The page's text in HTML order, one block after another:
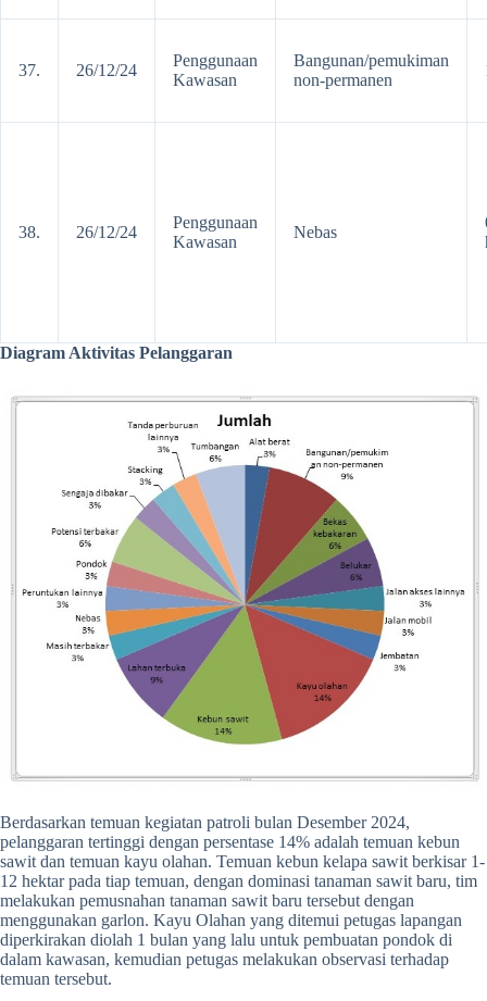
37. 26/12/24
Penggunaan
Kawasan
Bangunan/pemukiman
non-permanen
38. 26/12/24
Penggunaan
Kawasan
Nebas
Diagram Aktivitas Pelanggaran
Berdasarkan temuan kegiatan patroli bulan Desember 2024,
pelanggaran tertinggi dengan persentase 14% adalah temuan kebun
sawit dan temuan kayu olahan. Temuan kebun kelapa sawit berkisar 1-
12 hektar pada tiap temuan, dengan dominasi tanaman sawit baru, tim
melakukan pemusnahan tanaman sawit baru tersebut dengan
menggunakan garlon. Kayu Olahan yang ditemui petugas lapangan
diperkirakan diolah 1 bulan yang lalu untuk pembuatan pondok di
dalam kawasan, kemudian petugas melakukan observasi terhadap
temuan tersebut.